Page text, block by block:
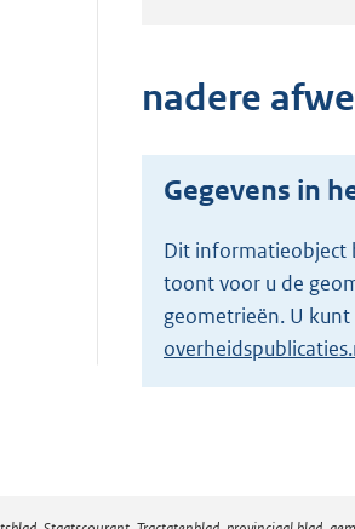
nadere
Gegevens in
Dit informatieobject
toont voor u de
geometrieën. U